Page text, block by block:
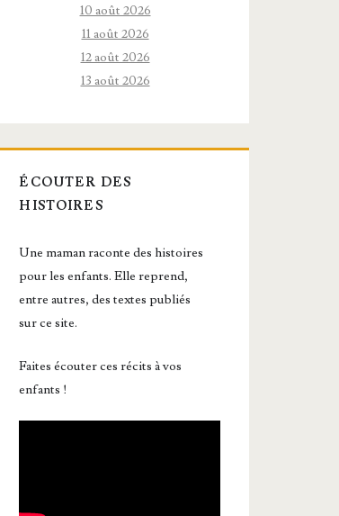
10 août 2026
11 août 2026
12 août 2026
13 août 2026
ÉCOUTER DES
HISTOIRES
Une maman raconte des histoires
pour les enfants. Elle reprend,
entre autres, des textes publiés
sur ce site.
Faites écouter ces récits à vos
enfants !